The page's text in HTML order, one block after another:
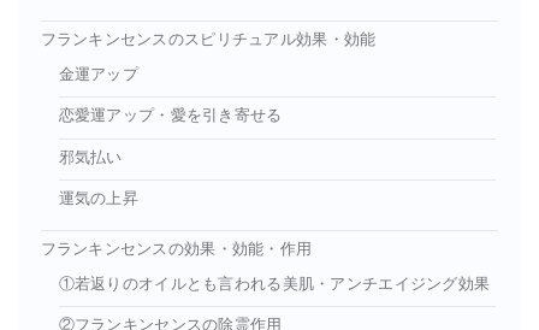
フランキンセンスのスピリチュアル効果・効能
金運アップ
恋愛運アップ・愛を引き寄せる
邪気払い
運気の上昇
フランキンセンスの効果・効能・作用
①若返りのオイルとも言われる美肌・アンチエイジング効果
②フランキンセンスの除霊作用